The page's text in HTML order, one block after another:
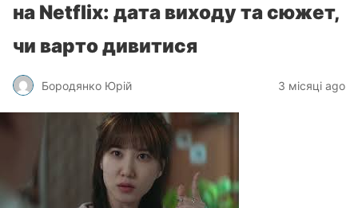
на Netflix: дата виходу та сюжет,
чи варто дивитися
Бородянко Юрій 3 місяці ago